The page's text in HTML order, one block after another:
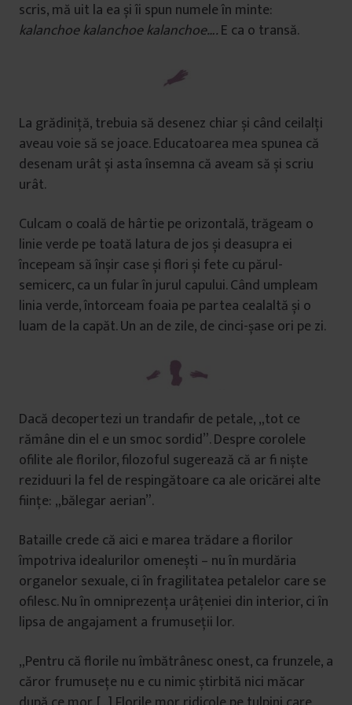
scris, mă uit la ea și îi spun numele în minte:
kalanchoe kalanchoe kalanchoe….E ca o transă.
La grădiniță, trebuia să desenez chiar și când ceilalți
aveau voie să se joace. Educatoarea mea spunea că
desenam urât și asta însemna că aveam să și scriu
urât.
Culcam o coală de hârtie pe orizontală, trăgeam o
linie verde pe toată latura de jos și deasupra ei
începeam să înșir case și flori și fete cu părul-
semicerc, ca un fular în jurul capului. Când umpleam
linia verde, întorceam foaia pe partea cealaltă și o
luam de la capăt. Un an de zile, de cinci-șase ori pe zi.
Dacă decopertezi un trandafir de petale, „tot ce
rămâne din el e un smoc sordid”. Despre corolele
ofilite ale florilor, filozoful sugerează că ar fi niște
reziduuri la fel de respingătoare ca ale oricărei alte
ființe: „bălegar aerian”.
Bataille crede că aici e marea trădare a florilor
împotriva idealurilor omenești – nu în murdăria
organelor sexuale, ci în fragilitatea petalelor care se
ofilesc. Nu în omniprezența urâțeniei din interior, ci în
lipsa de angajament a frumuseții lor.
„Pentru că florile nu îmbătrânesc onest, ca frunzele, a
căror frumusețe nu e cu nimic știrbită nici măcar